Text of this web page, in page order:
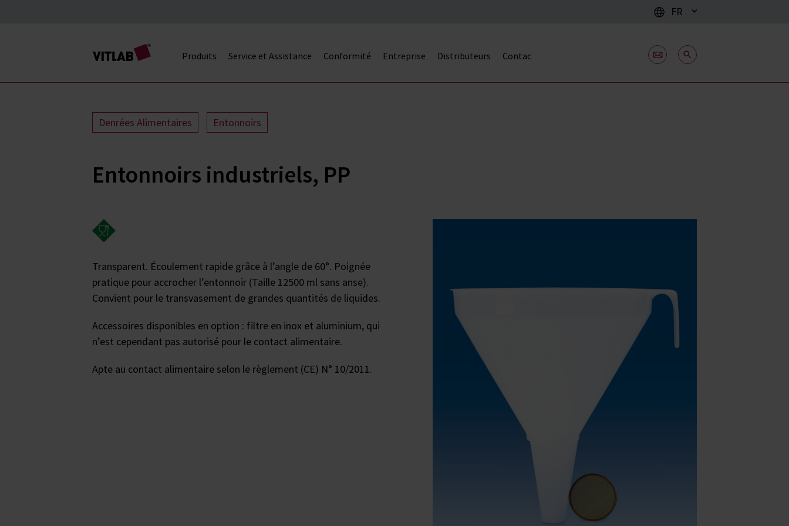
FR
Produits Service et Assistance Conformité Entreprise Distributeurs Contac
Denrées Alimentaires Entonnoirs
Entonnoirs industriels, PP
Transparent. Écoulement rapide grâce à l’angle de 60°. Poignée
pratique pour accrocher l’entonnoir (Taille 12500 ml sans anse).
Convient pour le transvasement de grandes quantités de liquides.
Accessoires disponibles en option : filtre en inox et aluminium, qui
n’est cependant pas autorisé pour le contact alimentaire.
Apte au contact alimentaire selon le règlement (CE) N° 10/2011.